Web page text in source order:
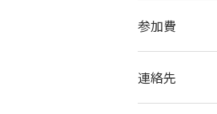
参加費
連絡先